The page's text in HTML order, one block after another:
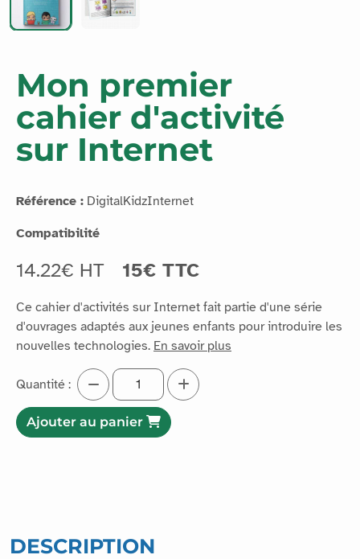
Mon premier
cahier d'activité
sur Internet
Référence : DigitalKidzInternet
Compatibilité
14.22€ HT 15€ TTC
Ce cahier d'activités sur Internet fait partie d'une série
d'ouvrages adaptés aux jeunes enfants pour introduire les
nouvelles technologies. En savoir plus
Quantité :
Ajouter au panier
DESCRIPTION